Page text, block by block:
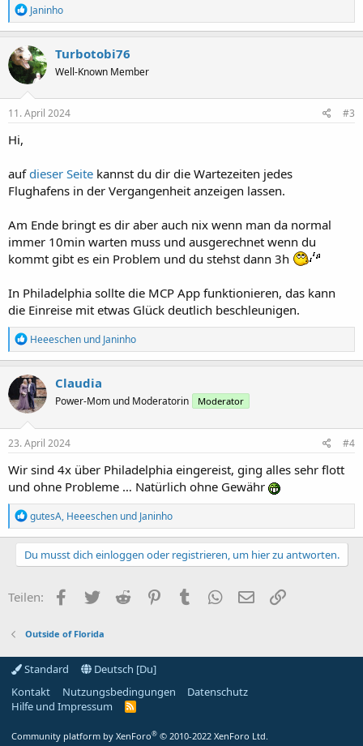
R
e
a
k
t
i
o
n
e
Janinho
Turbotobi76
Well-Known Member
11. April 2024 #3
Hi,
aufdieser Seite kannst du dir die Wartezeiten jedes
Flughafens in der Vergangenheit anzeigen lassen.
Am Ende bringt es dir aber auch nix wenn man da normal
immer 10min warten muss und ausgerechnet wenn du
kommt gibt es ein Problem und du stehst dann 3h
In Philadelphia sollte die MCP App funktionieren, das kann
die Einreise mit etwas Glück deutlich beschleunigen.
R
e
a
k
t
i
o
n
e
:
Heeeschen und Janinho
Claudia
Power-Mom und Moderatorin Moderator
23. April 2024 #4
Wir sind 4x über Philadelphia eingereist, ging alles sehr flott
und ohne Probleme … Natürlich ohne Gewähr
R
e
a
k
t
o
n
n
gutesA, Heeeschen und Janinho
Du musst dich einloggen oder registrieren, um hier zu antworten.
Teilen: Facebook
Twitter Reddit PinterestTumblr WhatsApp
E-Mail
Outside of Florida
Standard
Deutsch [Du]
Kontakt
Nutzungsbedingungen
Datenschutz
Hilfe und Impressum
R
S
Community platform by XenForo® © 2010-2022 XenForo Ltd.